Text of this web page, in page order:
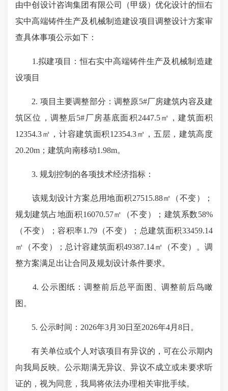
由中创设计咨询集团有限公司（甲级）优化设计的恒右
实中高端铸件生产及机械制造建设项目调整设计方案审
查具体事项公示如下：
1.拟建项目：恒右实中高端铸件生产及机械制造建
设项目
2. 项目主要调整部分：调整原5#厂房建筑内容及建
筑区位，调整后5#厂房基底面积2447.5㎡，建筑面积
12354.3㎡，计容建筑面积12354.3㎡，五层，建筑高度
20.20m；建筑向南移动1.98m。
3. 规划控制的各项技术经济指标：
该规划设计方案总用地面积27515.88㎡（不变）；
规划建筑占地面积16070.57㎡（不变）；建筑系数58%
（不变）；容积率1.79（不变）；总建筑面积33459.14
㎡（不变）；总计容建筑面积49387.14㎡（不变）。调
整方案满足出让合同及规划设计条件要求。
4. 公示图纸：调整前后总平面图、调整前后鸟瞰
图。
5. 公示时间：2026年3月30日至2026年4月8日。
有关单位或个人对该项目有异议的，可在公示期内
向我局反映。公示期满无异议、异议不成立或未要求听
证的，视为同意，我局将依法办理相关审批手续。